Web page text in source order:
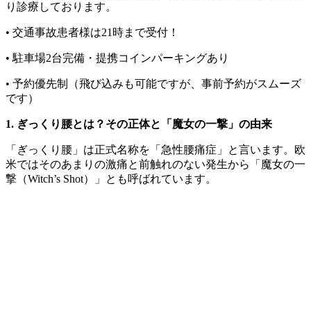
り診療しております。
• 交通事故患者様は21時まで受付！
• 駐車場2台完備・提携コインパーキングあり
• 予約優先制（飛び込みも可能ですが、事前予約がスムーズ
です）
1. ぎっくり腰とは？その正体と「魔女の一撃」の由来
「ぎっくり腰」は正式名称を「急性腰痛症」と言います。欧
米ではそのあまりの激痛と前触れのない発生から「魔女の一
撃（Witch’s Shot）」とも呼ばれています。